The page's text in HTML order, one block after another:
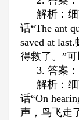
解析：
话“The ant
saved at last.
得救了。”
3. 答案：
解析：
话“On
声，鸟飞走